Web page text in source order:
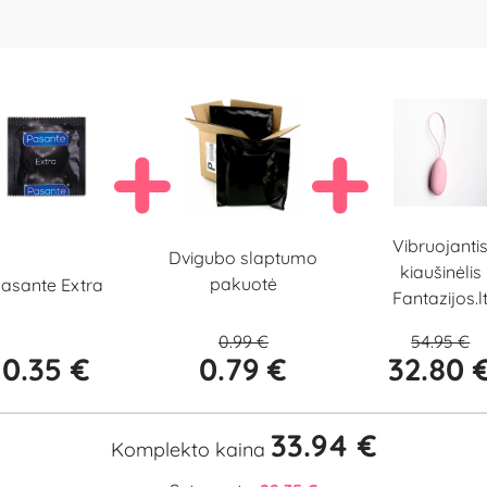
Extra
0.35 €
Dvigubo slaptumo
pakuotė
0.99 €
0.79 €
Vibruojantis
kiaušinėlis
Fantazijos.lt
54.95 €
32.80
Komplekto kaina 33.94 €